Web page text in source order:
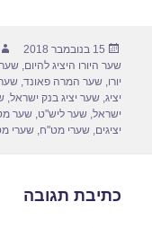
פורסם
בתאריך
15 בנובמבר 2018
שער היורו היציג להיום,שער
יורו,שער המרה פאונד,
יציג,שער יציג בנק ישראל,
ישראל,שער ליש"ט,שער
יציגים,שערי מט"ח,שערי
כתיבת תגובה